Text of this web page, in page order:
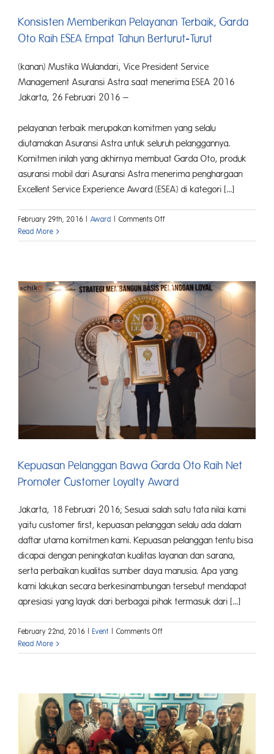
Konsisten Memberikan Pelayanan Terbaik, Garda
Oto Raih ESEA Empat Tahun Berturut-Turut
(kanan) Mustika Wulandari, Vice President Service
Management Asuransi Astra saat menerima ESEA 2016
Jakarta, 26 Februari 2016 –
pelayanan terbaik merupakan komitmen yang selalu
diutamakan Asuransi Astra untuk seluruh pelanggannya.
Komitmen inilah yang akhirnya membuat Garda Oto, produk
asuransi mobil dari Asuransi Astra menerima penghargaan
Excellent Service Experience Award (ESEA) di kategori [...]
February 29th, 2016 | Award | Comments Offon
Memberikan
Garda
Oto
Raih
ESEA
Empat
Tahun
Berturut-
Turut
Read More
Kepuasan Pelanggan Bawa Garda Oto Raih Net
Promoter Customer Loyalty Award
Jakarta, 18 Februari 2016; Sesuai salah satu tata nilai kami
yaitu customer first, kepuasan pelanggan selalu ada dalam
daftar utama komitmen kami. Kepuasan pelanggan tentu bisa
dicapai dengan peningkatan kualitas layanan dan sarana,
serta perbaikan kualitas sumber daya manusia. Apa yang
kami lakukan secara berkesinambungan tersebut mendapat
apresiasi yang layak dari berbagai pihak termasuk dari [...]
February 22nd, 2016 Event Comments Offon
Pelanggan
Oto
Raih
Net
Promoter
Customer
Read More